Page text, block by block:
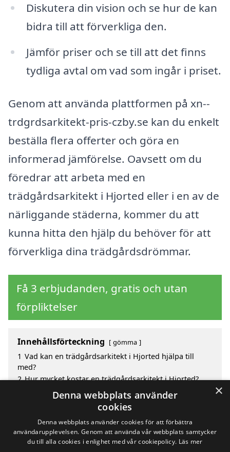
Diskutera din vision och se hur de kan
bidra till att förverkliga den.
Jämför priser och se till att det finns
tydliga avtal om vad som ingår i priset.
Genom att använda plattformen på xn--
trdgrdsarkitekt-pris-czby.se kan du enkelt
beställa flera offerter och göra en
informerad jämförelse. Oavsett om du
föredrar att arbeta med en
trädgårdsarkitekt i Hjorted eller i en av de
närliggande städerna, kommer du att
kunna hitta den hjälp du behöver för att
förverkliga dina trädgårdsdrömmar.
Få 3 erbjudanden, gratis och utan
förpliktelser
Innehållsförteckning gömma
1 Vad kan en trädgårdsarkitekt i Hjorted hjälpa till
med?
2 Hur mycket kostar en trädgårdsarkitekt i Hjorted?
Fördelar med att välja trädgårdsarkitekt i Hjorted
Sök efter en skicklig trädgårdsarkitekt i de
omgivande städerna Hjorted
×
Denna webbplats använder
cookies
Denna webbplats använder cookies för att förbättra
användarupplevelsen. Genom att använda vår webbplats samtycker
du till alla cookies i enlighet med vår cookiepolicy. Läs mer